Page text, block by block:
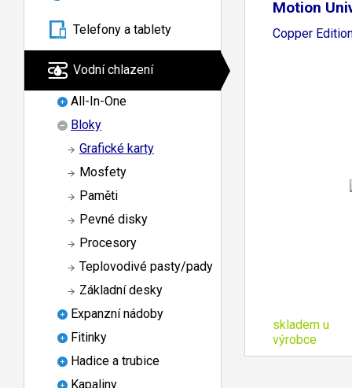
Telefony a tablety
Vodní chlazení
All-In-One
Bloky
Grafické karty
Mosfety
Paměti
Pevné disky
Procesory
Teplovodivé pasty/pady
Základní desky
Expanzní nádoby
Fitinky
Hadice a trubice
Kapaliny
Motion
Copper
skladem u
výrobce